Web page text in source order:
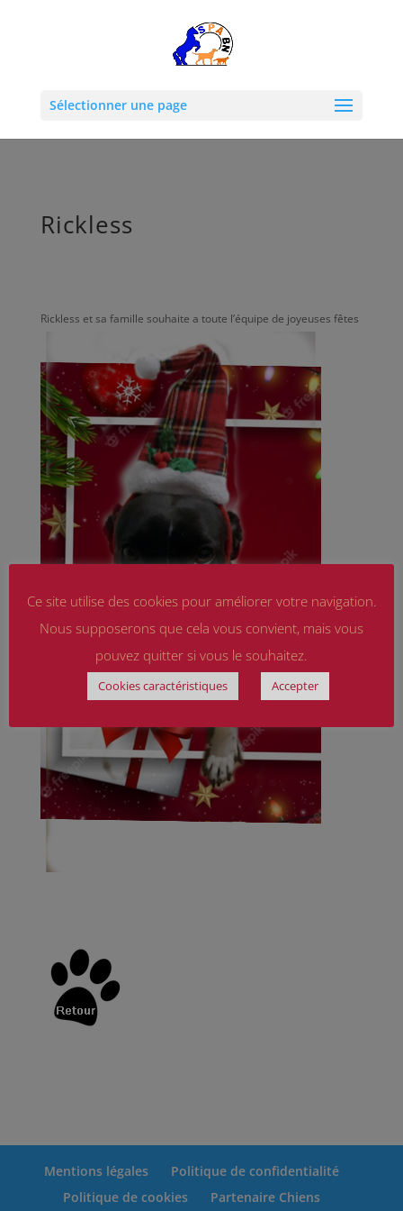
Sélectionner une page
Rickless
Rickless et sa famille souhaite a toute l’équipe de joyeuses fêtes
Mentions légales
Politique de confidentialité
Politique de cookies
Partenaire Chiens
Ce site utilise des cookies pour améliorer votre navigation.
Nous supposerons que cela vous convient, mais vous
pouvez quitter si vous le souhaitez.
Cookies caractéristiques Accepter